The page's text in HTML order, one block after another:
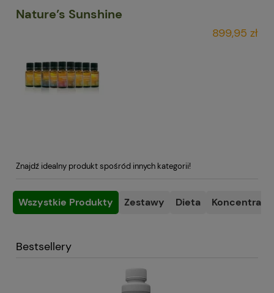
Nature’s Sunshine
899,95 zł
Znajdź idealny produkt spośród innych kategorii!
Wszystkie Produkty Zestawy Dieta
Bestsellery